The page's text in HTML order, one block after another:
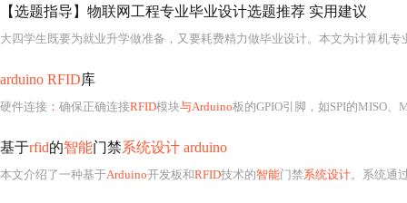
【选题指导】物联网工程专业毕业设计选题推荐 实用建议
arduino RFID库
硬件连接 ： 确保正确连接RFID模块与Arduino板的GPIO引脚，如SPI的MISO、MOSI、
基于rfid的智能门禁系统设计 arduino
本文介绍了一种基于Arduino开发板和RFID技术的智能门禁系统设计。系统通